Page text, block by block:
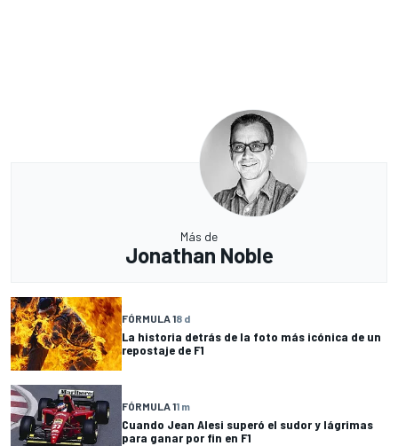
Más de
Jonathan Noble
FÓRMULA 18 d
La historia detrás de la foto más icónica de un
repostaje de F1
FÓRMULA 11 m
Cuando Jean Alesi superó el sudor y lágrimas
para ganar por fin en F1